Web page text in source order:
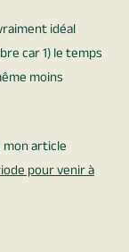
idéal
car 1) le temps
moins
mon article
pour venir à